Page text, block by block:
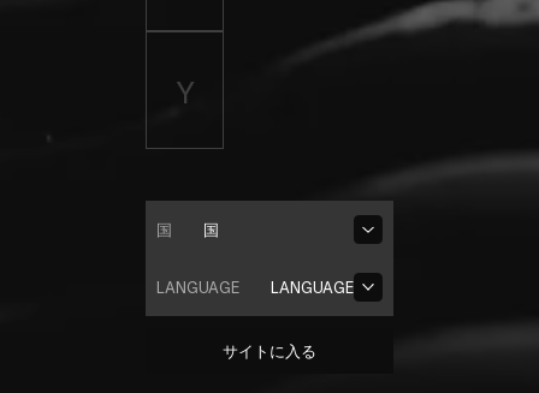
国
国
LANGUAGE
LANGUAGE
サイトに入る